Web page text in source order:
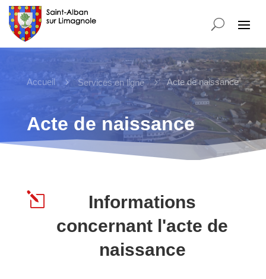
Accueil 5 Services en ligne 5 Acte de naissance
Acte de naissance
l
Informations
concernant l'acte de
naissance